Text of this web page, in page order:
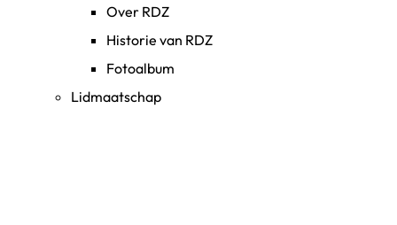
Over RDZ
Historie van RDZ
Fotoalbum
Lidmaatschap